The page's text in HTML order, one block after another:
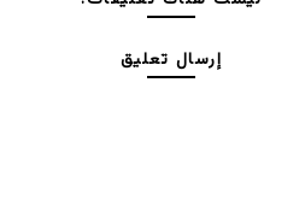
إرسال تعليق